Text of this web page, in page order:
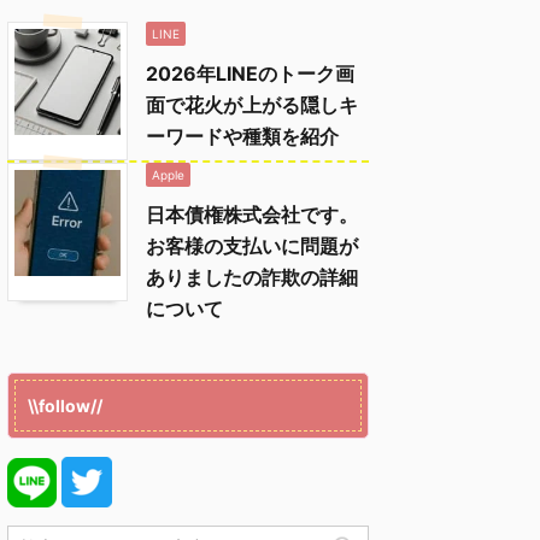
LINE
2026年LINEのトーク画
面で花火が上がる隠しキ
ーワードや種類を紹介
Apple
日本債権株式会社です。
お客様の支払いに問題が
ありましたの詐欺の詳細
について
\\follow//